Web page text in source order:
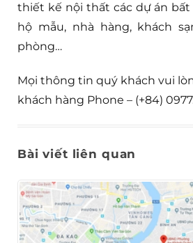
thiết kế nội thất các dự án bất
hộ mẫu, nhà hàng, khách
phòng…
Mọi thông tin quý khách vui
khách hàng Phone – (+84)
Bài viết liên quan